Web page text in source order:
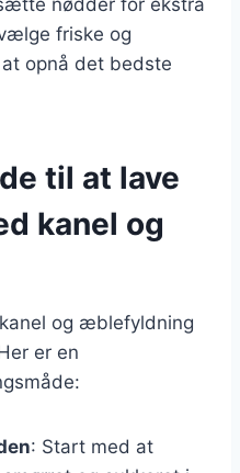
friske og
opnå det bedste
til at lave
kanel og
og æblefyldning
er en
: Start med at